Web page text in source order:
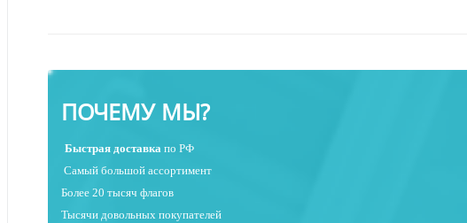
ПОЧЕМУ МЫ?
Быстрая доставка по РФ
Самый большой ассортимент
Более 20 тысяч флагов
Тысячи довольных покупателей